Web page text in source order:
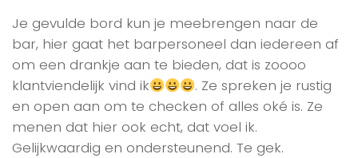
Je gevulde bord kun je meebrengen naar de
bar, hier gaat het barpersoneel dan iedereen af
om een drankje aan te bieden, dat is zoooo
klantviendelijk vind ik
. Ze spreken je rustig
en open aan om te checken of alles oké is. Ze
menen dat hier ook echt, dat voel ik.
Gelijkwaardig en ondersteunend. Te gek.